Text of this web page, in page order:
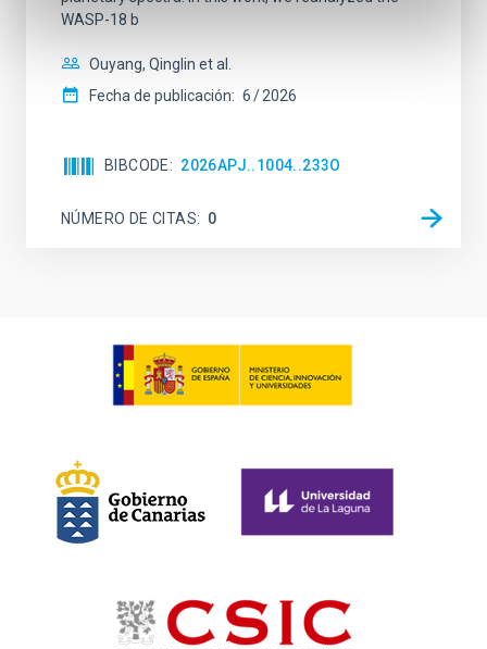
WASP-18 b
Ouyang, Qinglin et al.
Fecha de publicación: 6 2026
BIBCODE 2026APJ..1004..233O
NÚMERO DE CITAS 0